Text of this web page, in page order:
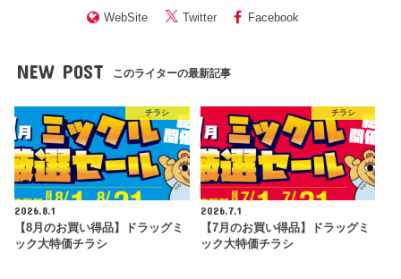
WebSite Twitter Facebook
NEW POST このライターの最新記事
チラシ
2026.8.1
【8月のお買い得品】ドラッグミ
ック大特価チラシ
チラシ
2026.7.1
【7月のお買い得品】ドラッグミ
ック大特価チラシ